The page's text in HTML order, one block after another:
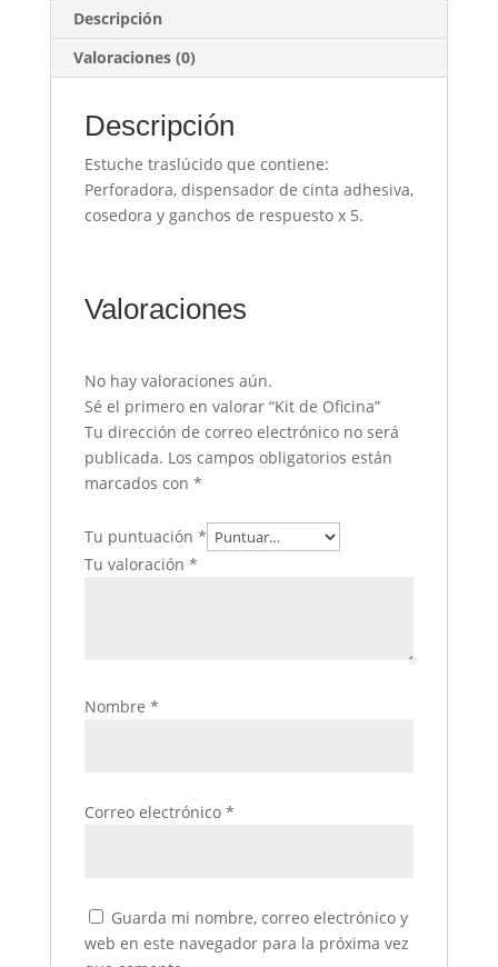
Descripción
Valoraciones (0)
Descripción
Estuche traslúcido que contiene:
Perforadora, dispensador de cinta adhesiva,
cosedora y ganchos de respuesto x 5.
Valoraciones
No hay valoraciones aún.
Sé el primero en valorar “Kit de Oficina”
Tu dirección de correo electrónico no será
publicada. Los campos obligatorios están
marcados con *
Tu puntuación *
Tu valoración *
Nombre *
Correo electrónico *
Guarda mi nombre, correo electrónico y
web en este navegador para la próxima vez